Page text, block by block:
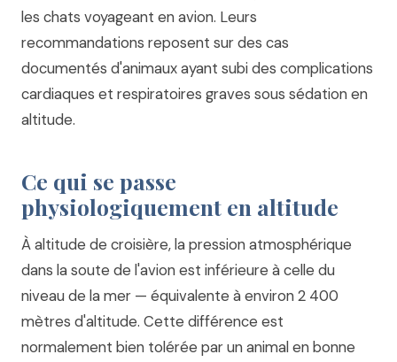
les chats voyageant en avion. Leurs
recommandations reposent sur des cas
documentés d'animaux ayant subi des complications
cardiaques et respiratoires graves sous sédation en
altitude.
Ce qui se passe
physiologiquement en altitude
À altitude de croisière, la pression atmosphérique
dans la soute de l'avion est inférieure à celle du
niveau de la mer — équivalente à environ 2 400
mètres d'altitude. Cette différence est
normalement bien tolérée par un animal en bonne